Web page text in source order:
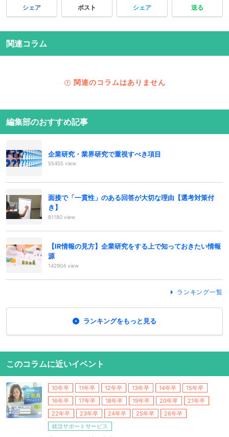
シェア ポスト シェア 送る
関連コラム
関連のコラムはありません
編集部のおすすめ記事
企業研究・業界研究で重視すべき項目
55455 view
面接で「一貫性」のある回答が大切な理由【選考対策付
き】
81180 view
【IR情報の見方】企業研究をする上で知っておきたい情報
源
142904 view
ランキング一覧
ランキングをもっと見る
このコラムに近いイベント
10年卒 11年卒 12年卒 13年卒 14年卒
15年卒
16年卒
17年卒 18年卒 19年卒 20年卒
21年卒
22年卒
23年卒 24年卒 25年卒
26年卒
就活サポートサービス